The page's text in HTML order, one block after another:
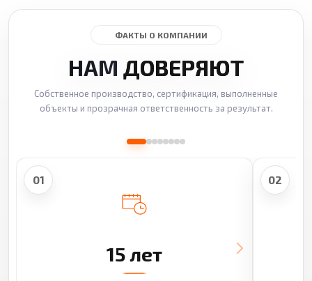
ФАКТЫ О КОМПАНИИ
НАМ ДОВЕРЯЮТ
Собственное производство, сертификация, выполненные
объекты и прозрачная ответственность за результат.
01
15 лет
02